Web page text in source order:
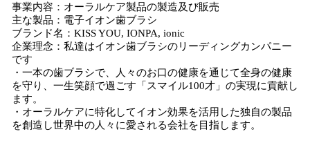
事業内容：オーラルケア製品の製造及び販売
主な製品：電子イオン歯ブラシ
ブランド名：KISS YOU, IONPA, ionic
企業理念：私達はイオン歯ブラシのリーディングカンパニー
です
・一本の歯ブラシで、人々のお口の健康を通じて全身の健康
を守り、一生笑顔で過ごす「スマイル100才」の実現に貢献し
ます。
・オーラルケアに特化してイオン効果を活用した独自の製品
を創造し世界中の人々に愛される会社を目指します。